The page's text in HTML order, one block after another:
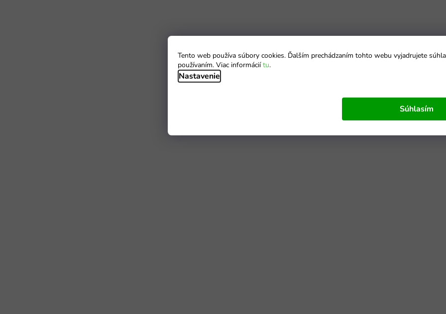
Tento web používa súbory cookies. Ďalším prechádzaním tohto webu vyjadrujete
používaním. Viac informáciítu.
Nastavenie
Súhlasím